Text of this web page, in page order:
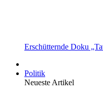
Erschütternde Doku
Politik
Neueste Artikel